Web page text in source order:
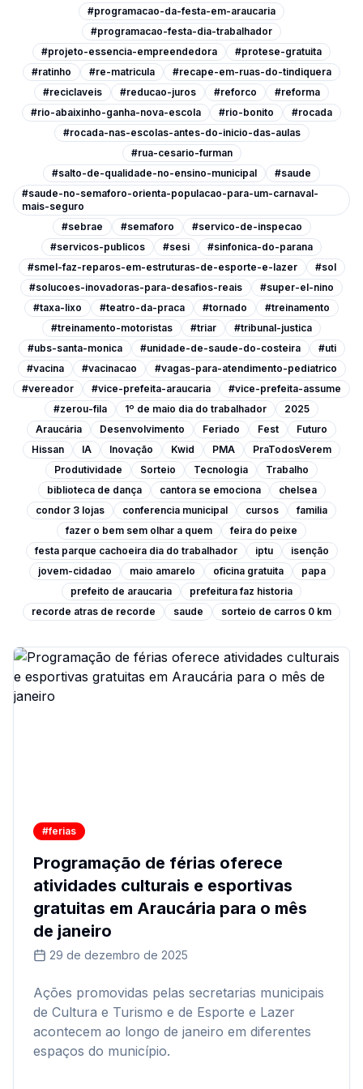
#programacao-da-festa-em-araucaria
#programacao-festa-dia-trabalhador
#projeto-essencia-empreendedora
#protese-gratuita
#ratinho
#re-matricula
#recape-em-ruas-do-tindiquera
#reciclaveis
#reducao-juros #reforco
#reforma
#rio-abaixinho-ganha-nova-escola
#rio-bonito
#rocada
#rocada-nas-escolas-antes-do-inicio-das-aulas
#rua-cesario-furman
#salto-de-qualidade-no-ensino-municipal
#saude
#saude-no-semaforo-orienta-populacao-para-um-carnaval-
mais-seguro
#sebrae
#semaforo
#servico-de-inspecao
#servicos-publicos
#sesi
#sinfonica-do-parana
#smel-faz-reparos-em-estruturas-de-esporte-e-lazer
#sol
#solucoes-inovadoras-para-desafios-reais
#super-el-nino
#taxa-lixo
#teatro-da-praca #tornado
#treinamento
#treinamento-motoristas
#triar
#tribunal-justica
#ubs-santa-monica
#unidade-de-saude-do-costeira
#uti
#vacina
#vacinacao
#vagas-para-atendimento-pediatrico
#vereador
#vice-prefeita-araucaria
#vice-prefeita-assume
#zerou-fila
1º de maio dia do trabalhador
2025
Araucária
Desenvolvimento Feriado Fest
Futuro
Hissan
IA Inovação Kwid PMA
PraTodosVerem
Produtividade
Sorteio Tecnologia
Trabalho
biblioteca de dança
cantora se emociona
chelsea
condor 3 lojas
conferencia municipal cursos
familia
fazer o bem sem olhar a quem
feira do peixe
festa parque cachoeira dia do trabalhador
iptu
isenção
jovem-cidadao
maio amarelo oficina gratuita
papa
prefeito de araucaria
prefeitura faz historia
recorde atras de recorde
saude sorteio de carros 0 km
#ferias
Programação de férias oferece
atividades culturais e esportivas
gratuitas em Araucária para o mês
de janeiro
29 de dezembro de 2025
Ações promovidas pelas secretarias municipais
de Cultura e Turismo e de Esporte e Lazer
acontecem ao longo de janeiro em diferentes
espaços do município.